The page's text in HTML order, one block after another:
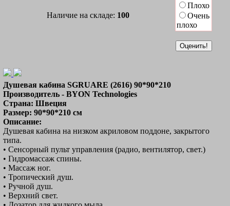
Плохо
Очень
плохо
Наличие на складе: 100
Душевая кабина SGRUARE (2616) 90*90*210
Производитель - BYON Technologies
Страна: Швеция
Размер: 90*90*210 см
Описание:
Душевая кабина на низком акриловом поддоне, закрытого
типа.
• Сенсорный пульт управления (радио, вентилятор, свет.)
• Гидромассаж спины.
• Массаж ног.
• Тропический душ.
• Ручной душ.
• Верхний свет.